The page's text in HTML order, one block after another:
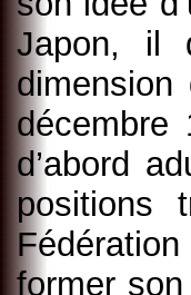
Japon, il
décembre
d’abord
positions
former